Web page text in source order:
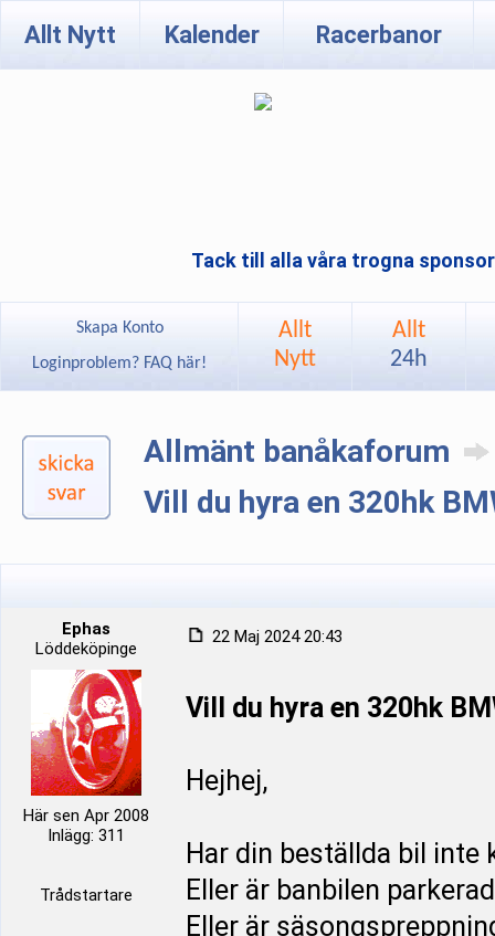
Allt Nytt Kalender Racerbanor
Tack till alla våra trogna
Skapa Konto
Loginproblem? FAQ här!
Allt
Nytt
Allt
24h
Allmänt banåkaforum
Vill du hyra en 320hk
Ephas
Löddeköpinge
Här sen Apr 2008
Inlägg: 311
Trådstartare
22 Maj 2024 20:43
Vill du hyra en 320hk
Hejhej,
Har din beställda bil inte
Eller är banbilen
Eller är